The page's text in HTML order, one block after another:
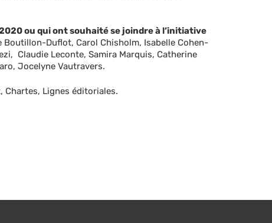
ou qui ont souhaité se joindre à l’initiative
Duflot, Carol Chisholm, Isabelle Cohen-
Claudie Leconte, Samira Marquis, Catherine
Jocelyne Vautravers.
Lignes éditoriales.